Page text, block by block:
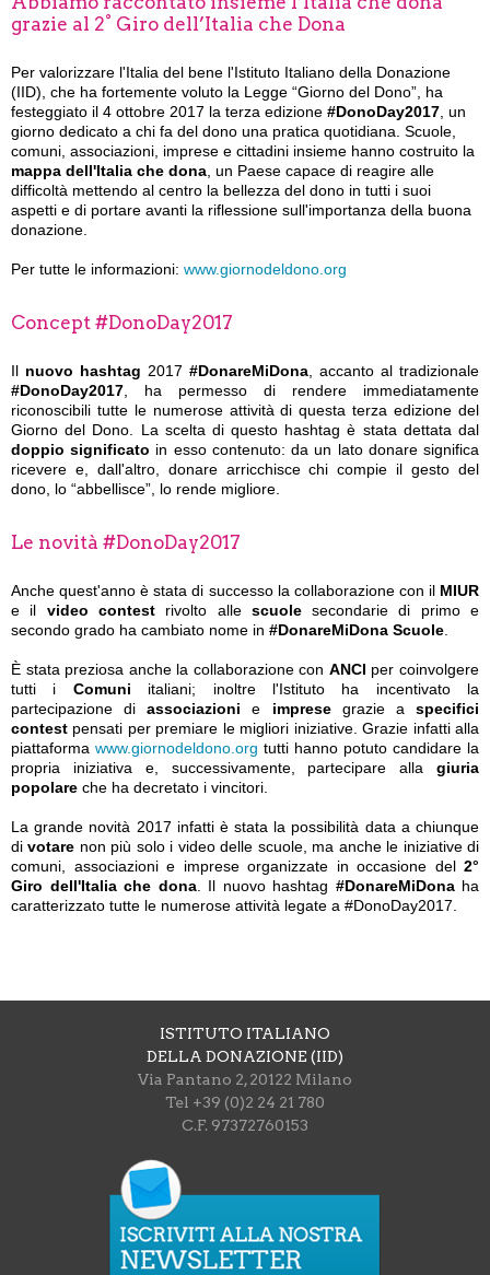
grazie al 2° Giro dell’Italia che Dona
Per valorizzare l'Italia del bene l'Istituto Italiano della Donazione
(IID), che ha fortemente voluto la Legge “Giorno del Dono”, ha
festeggiato il 4 ottobre 2017 la terza edizione #DonoDay2017 , un
giorno dedicato a chi fa del dono una pratica quotidiana. Scuole,
comuni, associazioni, imprese e cittadini insieme hanno costruito la
mappa dell'Italia che dona , un Paese capace di reagire alle
difficoltà mettendo al centro la bellezza del dono in tutti i suoi
aspetti e di portare avanti la riflessione sull'importanza della buona
donazione.
Per tutte le informazioni: www.giornodeldono.org
Concept #DonoDay2017
Il nuovo hashtag 2017 #DonareMiDona , accanto al tradizionale
#DonoDay2017 , ha permesso di rendere immediatamente
riconoscibili tutte le numerose attività di questa terza edizione del
Giorno del Dono. La scelta di questo hashtag è stata dettata dal
doppio significato in esso contenuto: da un lato donare significa
ricevere e, dall'altro, donare arricchisce chi compie il gesto del
dono, lo “abbellisce”, lo rende migliore.
Le novità #DonoDay2017
Anche quest'anno è stata di successo la collaborazione con il MIUR
e il video contestrivolto alle scuolesecondarie di primo e
secondo grado ha cambiato nome in #DonareMiDona Scuole
È stata preziosa anche la collaborazione con ANCI per coinvolgere
tutti i Comuni italiani; inoltre l'Istituto ha incentivato la
partecipazione diassociazioni e impresegrazie aspecifici
contest pensati per premiare le migliori iniziative. Grazie infatti alla
piattaforma www.giornodeldono.org tutti hanno potuto candidare la
propria iniziativa e, successivamente, partecipare alla giuria
popolare che ha decretato i vincitori.
La grande novità 2017 infatti è stata la possibilità data a chiunque
divotare non più solo i video delle scuole, ma anche le iniziative di
comuni, associazioni e imprese organizzate in occasione del 2°
Giro dell'Italia che dona. Il nuovo hashtag #DonareMiDonaha
caratterizzato tutte le numerose attività legate a #DonoDay2017.
ISTITUTO ITALIANO
DELLA DONAZIONE (IID)
Via Pantano 2, 20122 Milano
Tel +39 (0)2 24 21 780
C.F. 97372760153